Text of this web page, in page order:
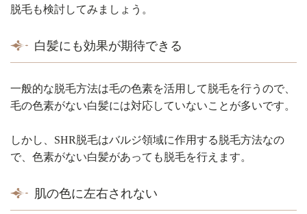
脱毛も検討してみましょう。
白髪にも効果が期待できる
一般的な脱毛方法は毛の色素を活用して脱毛を行うので、
毛の色素がない白髪には対応していないことが多いです。
しかし、SHR脱毛はバルジ領域に作用する脱毛方法なの
で、色素がない白髪があっても脱毛を行えます。
肌の色に左右されない